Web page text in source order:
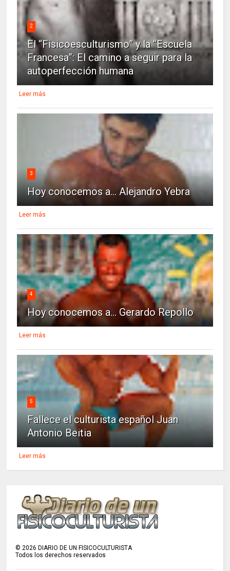
2
El “Fisicoesculturismo” y la “Escuela
Francesa”: El camino a seguir para la
autoperfección humana
Leer más
3
Hoy conocemos a... Alejandro Yebra
Leer más
4
Hoy conocemos a... Gerardo Repollo
Leer más
5
Fallece el culturista español Juan
Antonio Beitia
Leer más
©2026 DIARIO DE UN FISICOCULTURISTA
Todos los derechos reservados